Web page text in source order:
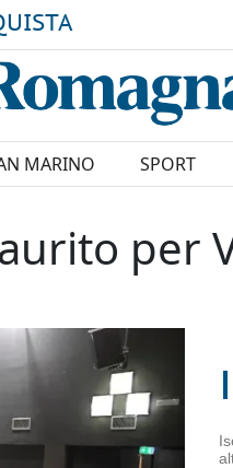
MARINO SPORT
per